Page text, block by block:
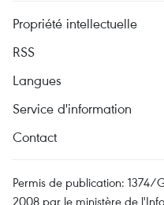
Propriété intellectuelle
RSS
Langues
Service d'information
Contact
Permis de publication: 1374/
2008 par le ministère de